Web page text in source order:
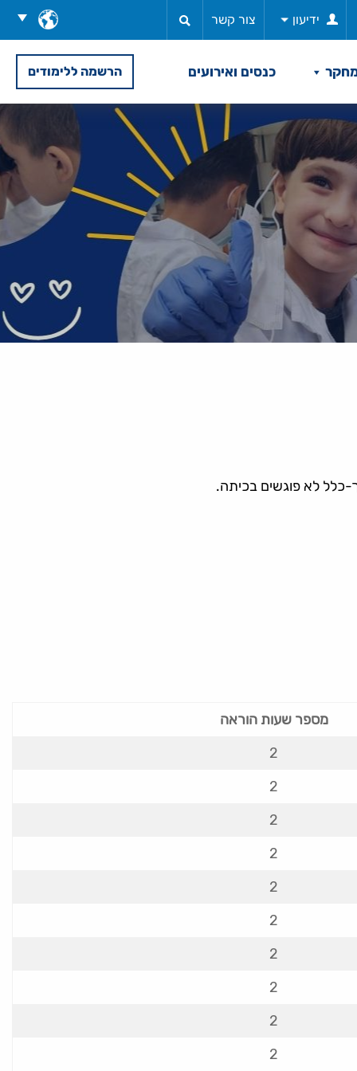
בחר
שפה
ידיעון צור קשר
כנסים ואירועים הרשמה ללימודים
כלל לא פוגשים בכיתה.
מספר שעות הוראה
2
2
2
2
2
2
2
2
2
2